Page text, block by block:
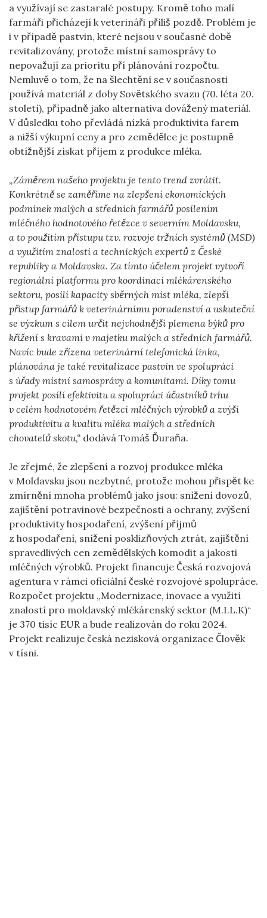
a využívají se zastaralé postupy. Kromě toho malí
farmáři přicházejí k veterináři příliš pozdě. Problém je
i v případě pastvin, které nejsou v současné době
revitalizovány, protože místní samosprávy to
nepovažují za prioritu pří plánování rozpočtu.
Nemluvě o tom, že na šlechtění se v současnosti
používá materiál z doby Sovětského svazu (70. léta 20.
století), případně jako alternativa dovážený materiál.
V důsledku toho převládá nízká produktivita farem
a nižší výkupní ceny a pro zemědělce je postupně
obtížnější získat příjem z produkce mléka.
„Záměrem našeho projektu je tento trend zvrátit.
Konkrétně se zaměříme na zlepšení ekonomických
podmínek malých a středních farmářů posílením
mléčného hodnotového řetězce v severním Moldavsku,
a to použitím přístupu tzv. rozvoje tržních systémů (MSD)
a využitím znalostí a technických expertů z České
republiky a Moldavska. Za tímto účelem projekt vytvoří
regionální platformu pro koordinaci mlékárenského
sektoru, posílí kapacity sběrných míst mléka, zlepší
přístup farmářů k veterinárnímu poradenství a uskuteční
se výzkum s cílem určit nejvhodnější plemena býků pro
křížení s kravami v majetku malých a středních farmářů.
Navíc bude zřízena veterinární telefonická linka,
plánována je také revitalizace pastvin ve spolupráci
s úřady místní samosprávy a komunitami. Díky tomu
projekt posílí efektivitu a spolupráci účastníků trhu
v celém hodnotovém řetězci mléčných výrobků a zvýší
produktivitu a kvalitu mléka malých a středních
chovatelů skotu,“ dodává Tomáš Ďuraňa.
Je zřejmé, že zlepšení a rozvoj produkce mléka
v Moldavsku jsou nezbytné, protože mohou přispět ke
zmírnění mnoha problémů jako jsou: snížení dovozů,
zajištění potravinové bezpečnosti a ochrany, zvýšení
produktivity hospodaření, zvýšení příjmů
z hospodaření, snížení posklizňových ztrát, zajištění
spravedlivých cen zemědělských komodit a jakosti
mléčných výrobků. Projekt financuje Česká rozvojová
agentura v rámci oficiální české rozvojové spolupráce.
Rozpočet projektu „Modernizace, inovace a využití
znalostí pro moldavský mlékárenský sektor (M.I.L.K)“
je 370 tisíc EUR a bude realizován do roku 2024.
Projekt realizuje česká nezisková organizace Člověk
v tísni.